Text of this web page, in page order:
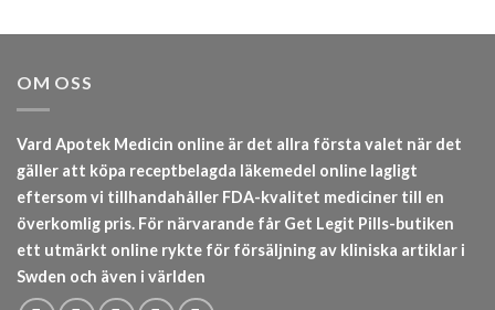
OM OSS
Vard Apotek Medicin online är det allra första valet när det
gäller att köpa receptbelagda läkemedel online lagligt
eftersom vi tillhandahåller FDA-kvalitet mediciner till en
överkomlig pris. För närvarande får Get Legit Pills-butiken
ett utmärkt online rykte för försäljning av kliniska artiklar i
Swden och även i världen